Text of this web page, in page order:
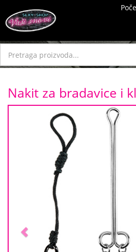
Nakit za bradavice i
Previous